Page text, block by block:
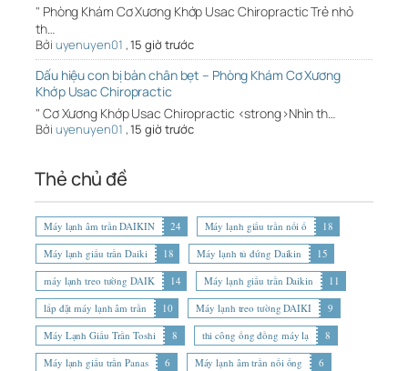
" Phòng Khám Cơ Xương Khớp Usac Chiropractic Trẻ nhỏ
th…
Bởi uyenuyen01 ,15 giờ trước
Dấu hiệu con bị bàn chân bẹt – Phòng Khám Cơ Xương
Khớp Usac Chiropractic
" Cơ Xương Khớp Usac Chiropractic <strong>Nhìn th…
Bởi uyenuyen01 ,15 giờ trước
Thẻ chủ đề
Máy lạnh âm trần DAIKIN 24 Máy lạnh giấu trần nối ố
18
Máy lạnh giấu trần Daiki
18 Máy lạnh tủ đứng Daikin
15
máy lạnh treo tường DAIK
14 Máy lạnh giấu trần Daikin
11
lắp đặt máy lạnh âm trần
10 Máy lạnh treo tường DAIKI
9
Máy Lạnh Giấu Trần Toshi
8 thi công ống đồng máy lạ
8
Máy lạnh giấu trần Panas
6 Máy lạnh âm trần nối ống
6